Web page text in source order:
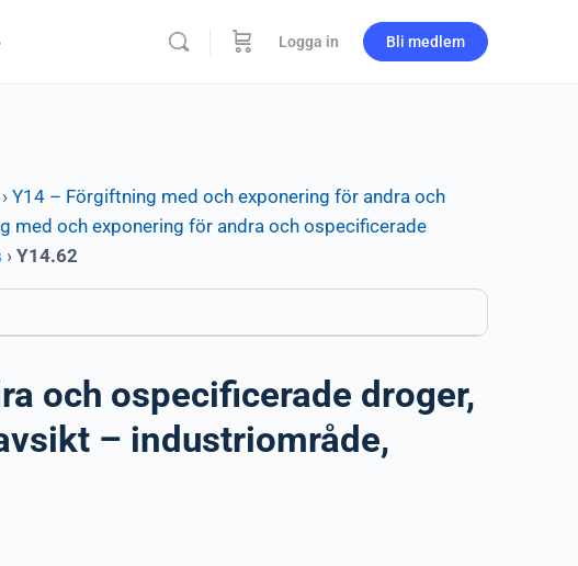
Logga in Bli medlem
› Y14 – Förgiftning med och exponering för andra och
med och exponering för andra och ospecificerade
› Y14.62
och ospecificerade droger,
– industriområde,